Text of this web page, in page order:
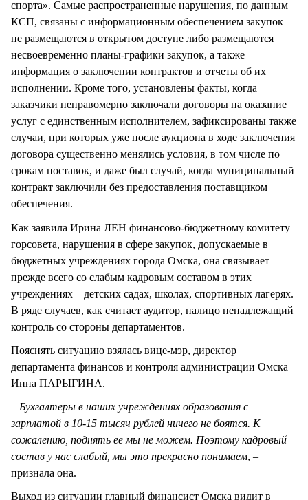
спорта». Самые распространенные нарушения, по данным
КСП, связаны с информационным обеспечением закупок –
не размещаются в открытом доступе либо размещаются
несвоевременно планы-графики закупок, а также
информация о заключении контрактов и отчеты об их
исполнении. Кроме того, установлены факты, когда
заказчики неправомерно заключали договоры на оказание
услуг с единственным исполнителем, зафиксированы также
случаи, при которых уже после аукциона в ходе заключения
договора существенно менялись условия, в том числе по
срокам поставок, и даже был случай, когда муниципальный
контракт заключили без предоставления поставщиком
обеспечения.
Как заявила Ирина ЛЕН финансово-бюджетному комитету
горсовета, нарушения в сфере закупок, допускаемые в
бюджетных учреждениях города Омска, она связывает
прежде всего со слабым кадровым составом в этих
учреждениях – детских садах, школах, спортивных лагерях.
В ряде случаев, как считает аудитор, налицо ненадлежащий
контроль со стороны департаментов.
Пояснять ситуацию взялась вице-мэр, директор
департамента финансов и контроля администрации Омска
Инна ПАРЫГИНА.
– Бухгалтеры в наших учреждениях образования с
зарплатой в 10-15 тысяч рублей ничего не боятся. К
сожалению, поднять ее мы не можем. Поэтому кадровый
состав у нас слабый, мы это прекрасно понимаем, –
признала она.
Выход из ситуации главный финансист Омска видит в